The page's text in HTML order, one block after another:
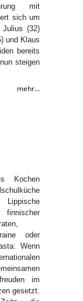
mit
sich um
Julius (32)
und Klaus
bereits
steigen
mehr...
Kochen
oder
Wenn
im
gesetzt.